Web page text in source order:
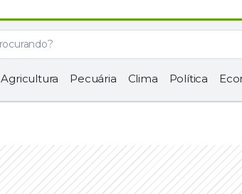
Agricultura Pecuária Clima Política